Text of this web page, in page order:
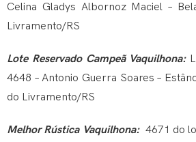
Celina Gladys Albornoz Maciel –
Livramento/RS
Lote Reservado Campeã Vaquilhona:
4648 – Antonio Guerra Soares –
do Livramento/RS
Melhor Rústica Vaquilhona: 4671 do